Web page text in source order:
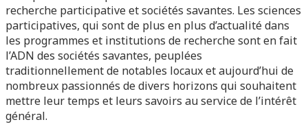
recherche participative et sociétés savantes. Les sciences
participatives, qui sont de plus en plus d’actualité dans
les programmes et institutions de recherche sont en fait
l’ADN des sociétés savantes, peuplées
traditionnellement de notables locaux et aujourd’hui de
nombreux passionnés de divers horizons qui souhaitent
mettre leur temps et leurs savoirs au service de l’intérêt
général.